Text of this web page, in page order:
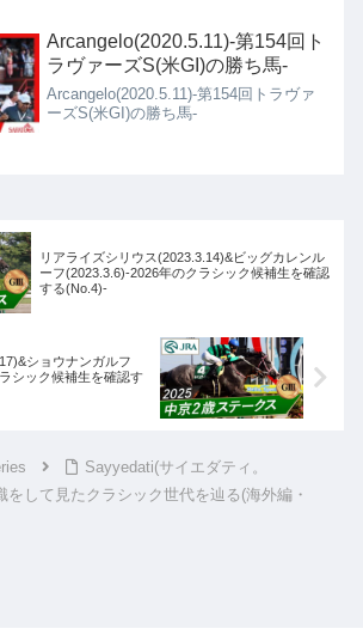
Arcangelo(2020.5.11)-第154回ト
ラヴァーズS(米GI)の勝ち馬-
Arcangelo(2020.5.11)-第154回トラヴァ
ーズS(米GI)の勝ち馬-
リアライズシリウス(2023.3.14)&ビッグカレンル
ーフ(2023.3.6)-2026年のクラシック候補生を確認
する(No.4)-
ショウナンガルフ
シック候補生を確認す
Sayyedati(サイエダティ。
をして見たクラシック世代を辿る(海外編・